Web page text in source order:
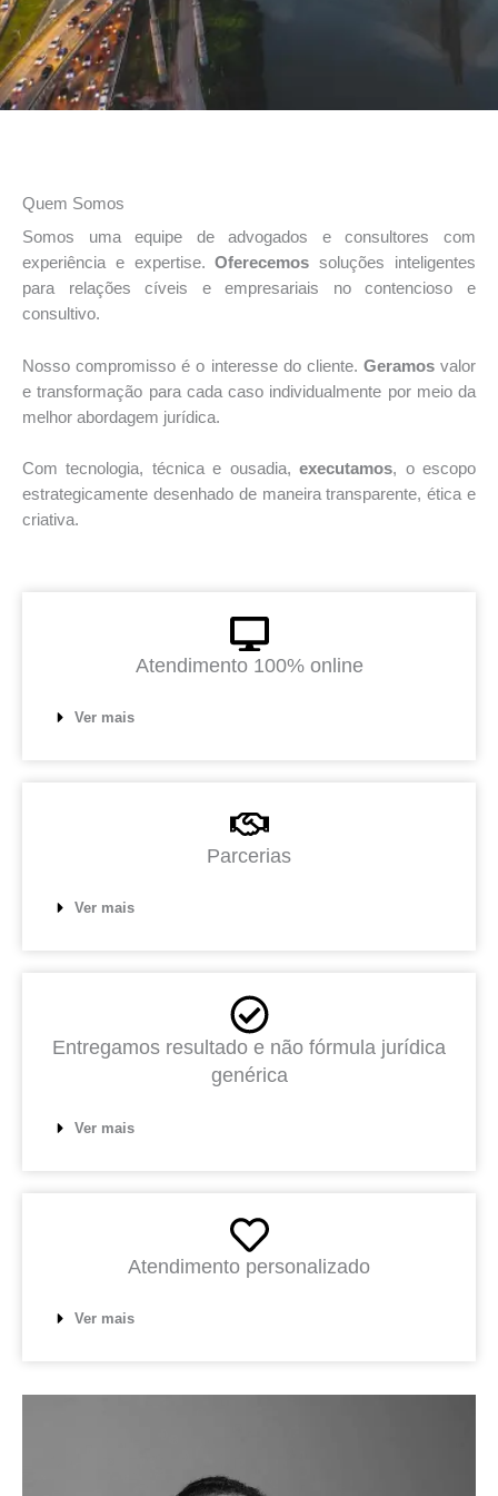
Quem Somos
Somos uma equipe de advogados e consultores com
experiência e expertise.Oferecemos soluções inteligentes
para relações cíveis e empresariais no contencioso e
consultivo.
Nosso compromisso é o interesse do cliente. Geramosvalor
e transformação para cada caso individualmente por meio da
melhor abordagem jurídica.
Com tecnologia, técnica e ousadia,executamos, o escopo
estrategicamente desenhado de maneira transparente, ética e
criativa.
Atendimento 100% online
Ver mais
Parcerias
Ver mais
Entregamos resultado e não fórmula jurídica
genérica
Ver mais
Atendimento personalizado
Ver mais